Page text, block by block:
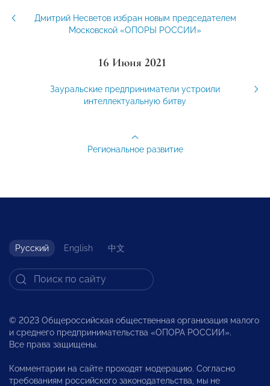
Дмитрий Несветов избран новым председателем
Московской «ОПОРЫ РОССИИ»
16 Июня 2021
Зауральские предприниматели устроили
интеллектуальную битву
Региональное развитие
Русский English 中文
© 2023 Общероссийская общественная организация малого
и среднего предпринимательства «ОПОРА РОССИИ».
Все права защищены.
Комментарии на сайте проходят модерацию. Согласно
требованиям российского законодательства, мы не